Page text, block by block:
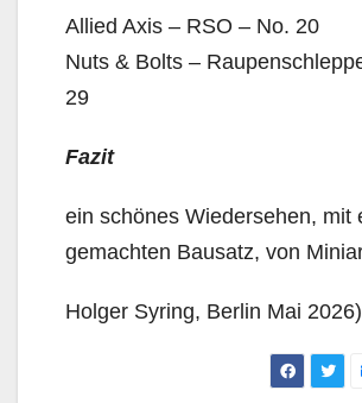
Allied Axis – RSO – No. 20
Nuts & Bolts –
29
Fazit
ein schönes Wiedersehen, mit
gemachten Bausatz, von
Holger Syring, Berlin Mai 2026)